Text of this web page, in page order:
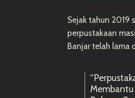
Sejak tahun 2019
perpustakaan
Banjar telah lama
Membantu